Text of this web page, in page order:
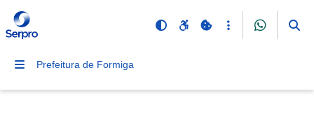
Prefeitura de Formiga